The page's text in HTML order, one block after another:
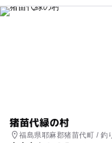
付きの部屋を用意したカラオ
ントコーナーも、ぜひご家族でお楽しみく
猪苗代緑の村
福島県耶麻郡猪苗代町 / 釣